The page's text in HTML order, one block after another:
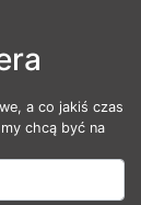
a co jakiś czas
chcą być na